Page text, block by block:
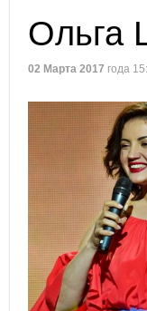
Ольга
02 Марта 2017 года